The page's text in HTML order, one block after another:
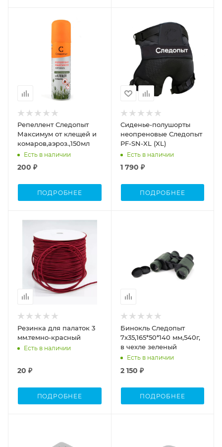
Репеллент Следопыт
Максимум от клещей и
комаров,аэроз.,150мл
Есть в наличии
200 ₽
ПОДРОБНЕЕ
Сиденье-полушорты
неопреновые Следопыт
PF-SN-XL (XL)
Есть в наличии
1 790 ₽
ПОДРОБНЕЕ
Резинка для палаток 3
мм.темно-красный
Есть в наличии
20 ₽
ПОДРОБНЕЕ
Бинокль Следопыт
7х35,165*50*140 мм,540г,
в чехле зеленый
Есть в наличии
2 150 ₽
ПОДРОБНЕЕ